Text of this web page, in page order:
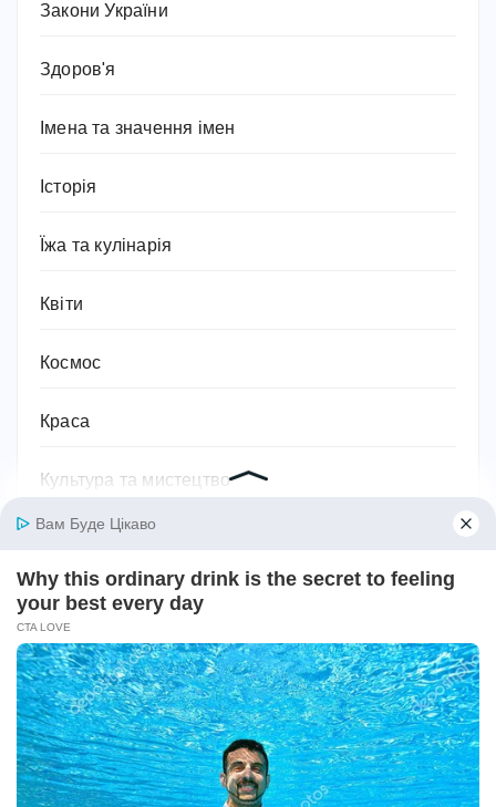
Закони України
Здоров'я
Імена та значення імен
Історія
Їжа та кулінарія
Квіти
Космос
Краса
Культура та мистецтво
Лікувальні засоби
Література та книжки
Логістика та транспорт
Людина